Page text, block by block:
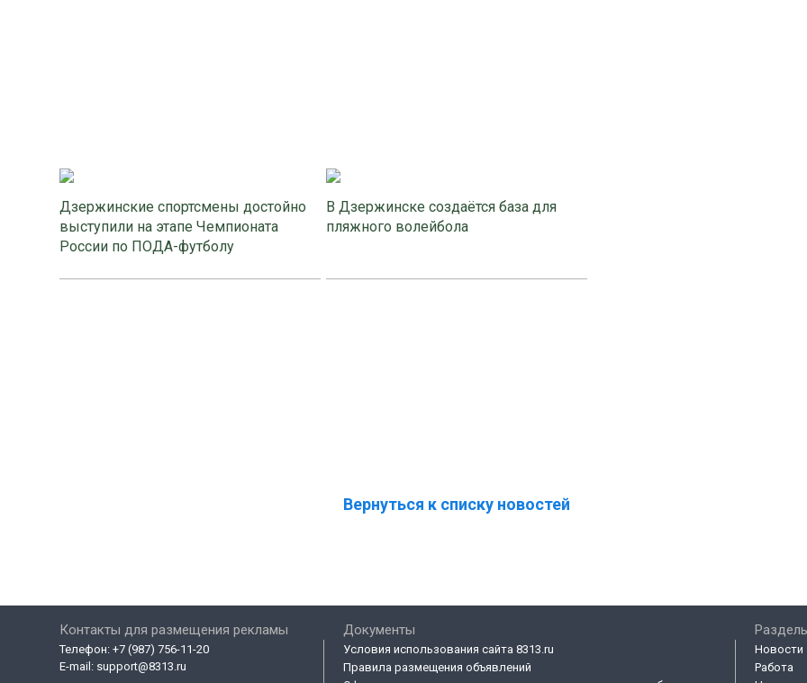
Дзержинские спортсмены достойно
выступили на этапе Чемпионата
России по ПОДА-футболу
В Дзержинске создаётся база для
пляжного волейбола
Вернуться к списку новостей
Контакты для размещения рекламы
Телефон: +7 (987) 756-11-20
E-mail: support@8313.ru
Документы
Условия использования сайта 8313.ru
Правила размещения объявлений
Новости
Работа